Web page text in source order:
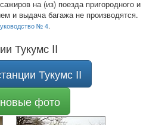
на (из) поезда пригородного и
и выдача багажа не производятся.
№ 4.
Тукумс II
Тукумс II
фото